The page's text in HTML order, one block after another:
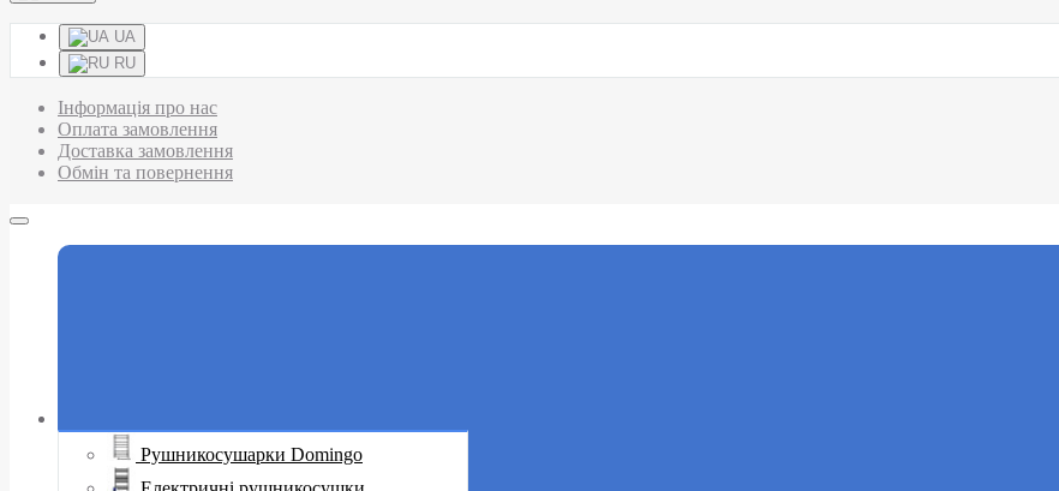
UA
RU
Інформація про нас
Оплата замовлення
Доставка замовлення
Обмін та повернення
Рушникосушарки Domingo